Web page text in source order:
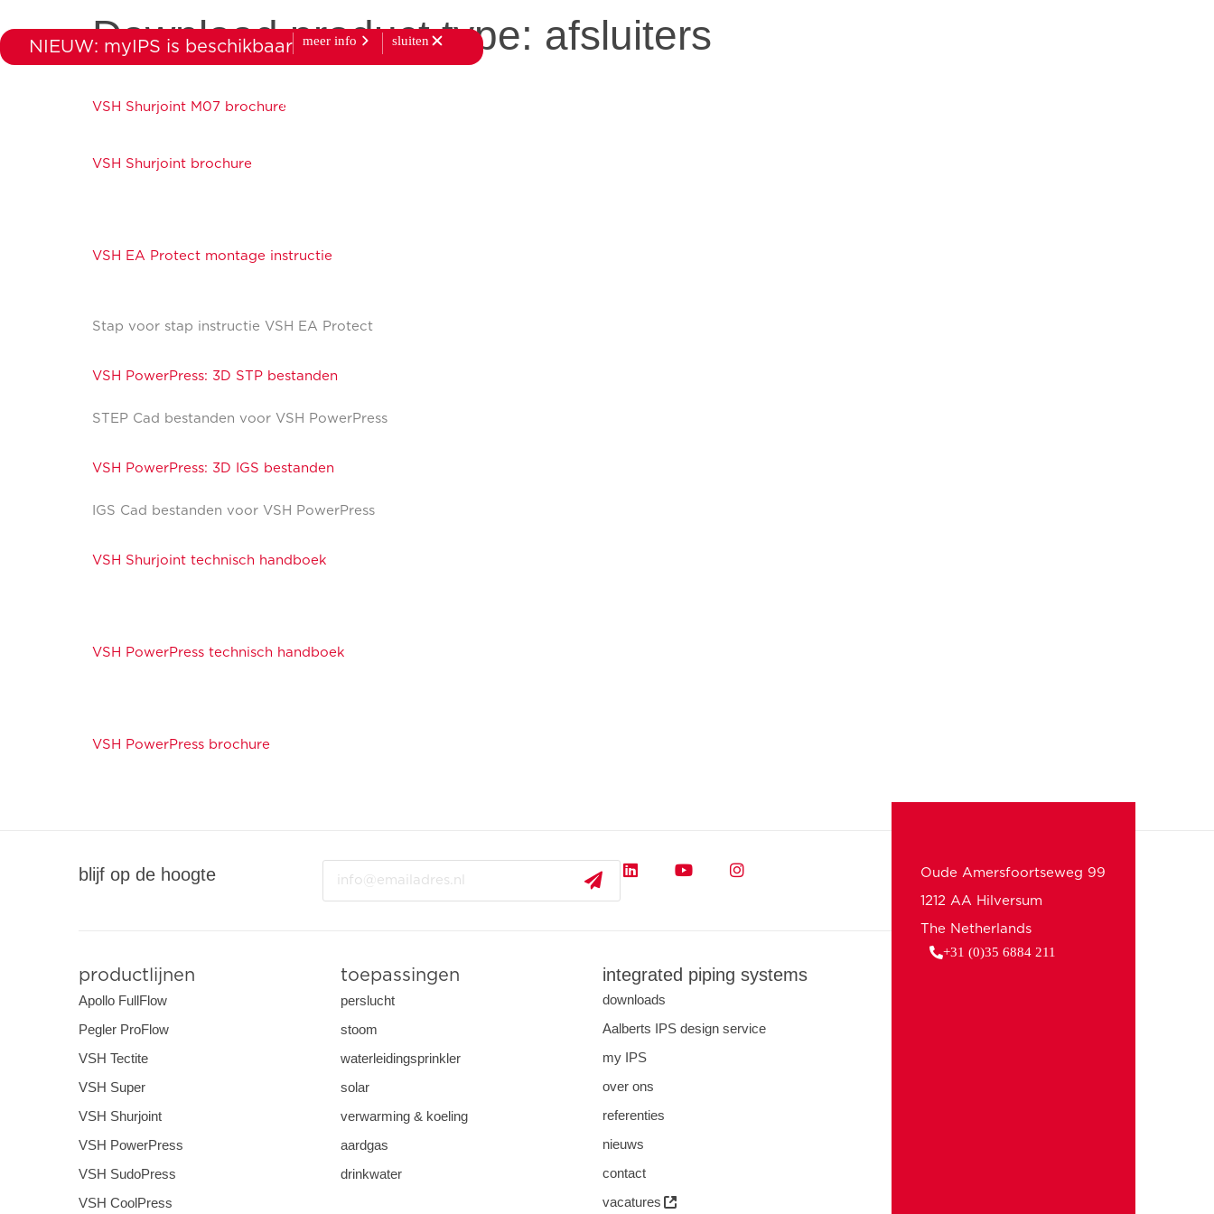
NIEUW: myIPS is beschikbaar meer info sluiten
Download product type: afsluiters
VSH Shurjoint M07 brochure
VSH Shurjoint brochure
VSH EA Protect montage instructie
Stap voor stap instructie VSH EA Protect
VSH PowerPress: 3D STP bestanden
STEP Cad bestanden voor VSH PowerPress
VSH PowerPress: 3D IGS bestanden
IGS Cad bestanden voor VSH PowerPress
VSH Shurjoint technisch handboek
VSH PowerPress technisch handboek
VSH PowerPress brochure
blijf op de hoogte
productlijnen
Apollo FullFlow
Pegler ProFlow
VSH Tectite
VSH Super
VSH Shurjoint
VSH PowerPress
VSH SudoPress
VSH CoolPress
toepassingen
perslucht
stoom
waterleidingsprinkler
solar
verwarming & koeling
aardgas
drinkwater
integrated piping systems
downloads
Aalberts IPS design service
my IPS
over ons
referenties
nieuws
contact
vacatures
Oude Amersfoortseweg 99
1212 AA Hilversum
The Netherlands
+31 (0)35 6884 211